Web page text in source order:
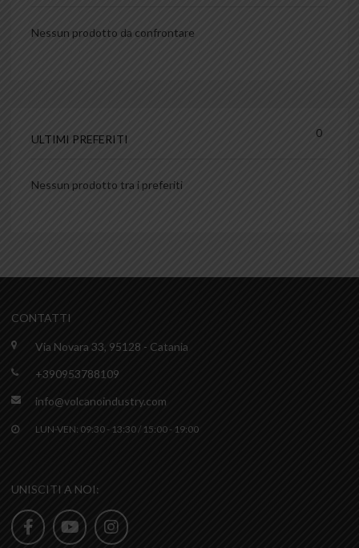
Nessun prodotto da confrontare
ULTIMI PREFERITI
Nessun prodotto tra i preferiti
0
CONTATTI
Via Novara 33, 95128 - Catania
+390953788109
info@volcanoindustry.com
LUN-VEN: 09:30 - 13:30 / 15:00 - 19:00
UNISCITI A NOI: